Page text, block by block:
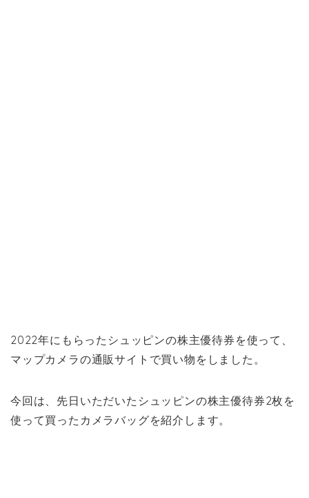
2022年にもらったシュッピンの株主優待券を使って、
マップカメラの通販サイトで買い物をしました。
今回は、先日いただいたシュッピンの株主優待券2枚を
使って買ったカメラバッグを紹介します。